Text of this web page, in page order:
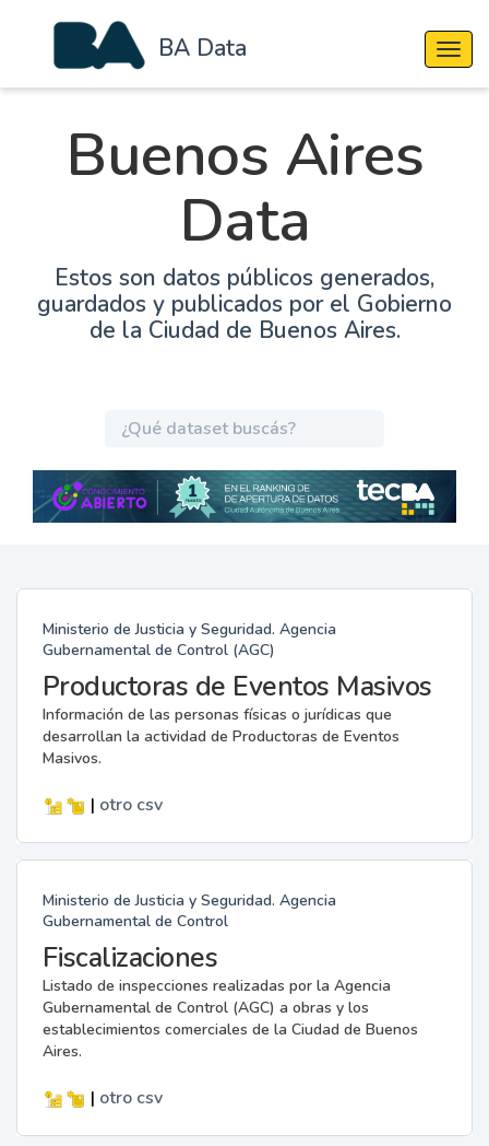
BA Data
Buenos Aires
Data
Estos son datos públicos generados,
guardados y publicados por el Gobierno
de la Ciudad de Buenos Aires.
Ministerio de Justicia y Seguridad. Agencia
Gubernamental de Control (AGC)
Productoras de Eventos Masivos
Información de las personas físicas o jurídicas que
desarrollan la actividad de Productoras de Eventos
Masivos.
| otro csv
Ministerio de Justicia y Seguridad. Agencia
Gubernamental de Control
Fiscalizaciones
Listado de inspecciones realizadas por la Agencia
Gubernamental de Control (AGC) a obras y los
establecimientos comerciales de la Ciudad de Buenos
Aires.
| otro csv